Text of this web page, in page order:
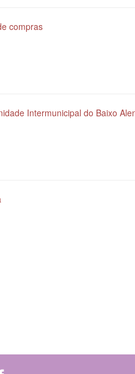
compras
Intermunicipal do Baixo